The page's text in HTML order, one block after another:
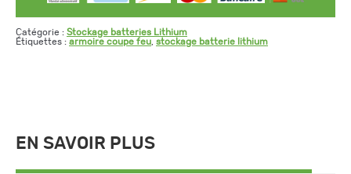
Catégorie : Stockage batteries Lithium
Étiquettes : armoire coupe feu stockage batterie lithium
EN SAVOIR PLUS